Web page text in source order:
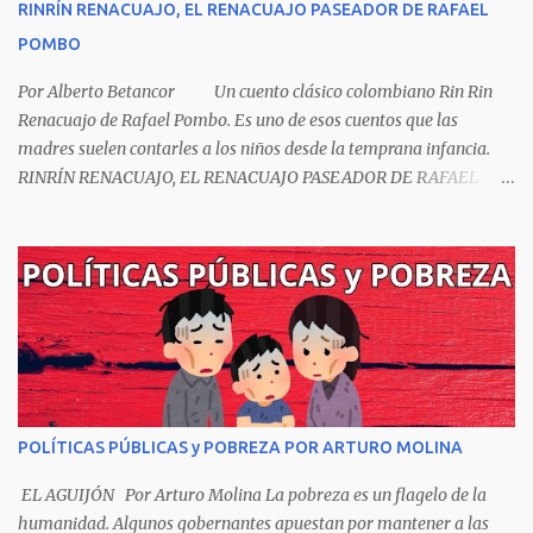
RINRÍN RENACUAJO, EL RENACUAJO PASEADOR DE RAFAEL
POMBO
Por Alberto Betancor Un cuento clásico colombiano Rin Rin
Renacuajo de Rafael Pombo. Es uno de esos cuentos que las
madres suelen contarles a los niños desde la temprana infancia.
RINRÍN RENACUAJO, EL RENACUAJO PASEADOR DE RAFAEL
Sombrero encintado y chupa de boda. -¡Muchacho, no salgas!- le
grita mamá pero él hace un gesto y orondo se va. Halló en el
camino, a un ratón vecino Y le dijo: -¡amigo!- venga usted conmigo,
Visitemos juntos a doña ratona Y habrá francachela y habrá
comilona. A poco llegaron, y avanza ratón, Estírase el cuello, coge
el aldabón, Da dos o tres golpes, preguntan: ¿quién es? -Yo doña
ratona, beso a usted los pies ¿Está usted en casa? -Sí señor sí estoy,
y celebro mucho ver a ustedes hoy; estaba en mi oficio, hilando
algodón, pero eso no importa; bienvenidos son. Se hicieron la
venia, se dieron la mano, Y dice Rat...
POLÍTICAS PÚBLICAS y POBREZA POR ARTURO MOLINA
EL AGUIJÓN Por Arturo Molina La pobreza es un flagelo de la
humanidad. Algunos gobernantes apuestan por mantener a las